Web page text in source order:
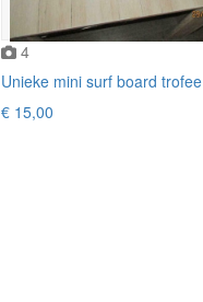
4
Unieke mini surf board trofee
€ 15,00